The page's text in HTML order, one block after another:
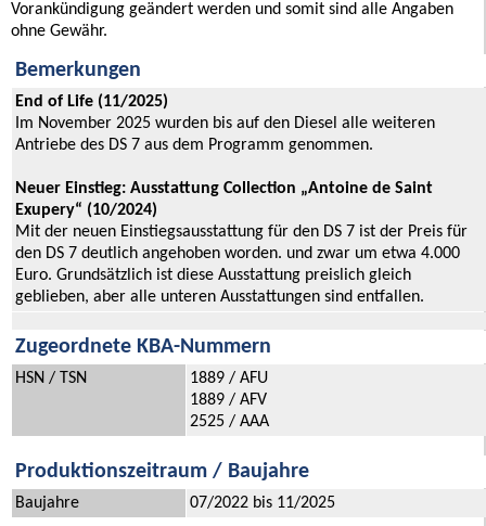
Vorankündigung geändert werden und somit sind alle Angaben
ohne Gewähr.
Bemerkungen
End of Life (11/2025)
Im November 2025 wurden bis auf den Diesel alle weiteren
Antriebe des DS 7 aus dem Programm genommen.
Neuer Einstieg: Ausstattung Collection „Antoine de Saint
Exupery“ (10/2024)
Mit der neuen Einstiegsausstattung für den DS 7 ist der Preis für
den DS 7 deutlich angehoben worden. und zwar um etwa 4.000
Euro. Grundsätzlich ist diese Ausstattung preislich gleich
geblieben, aber alle unteren Ausstattungen sind entfallen.
Zugeordnete KBA-Nummern
HSN / TSN
1889 / AFU
1889 / AFV
2525 / AAA
Produktionszeitraum / Baujahre
Baujahre 07/2022 bis 11/2025